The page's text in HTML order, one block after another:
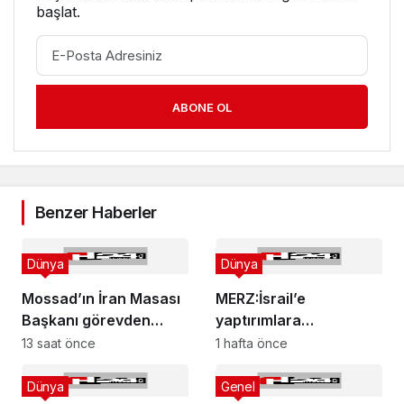
başlat.
ABONE OL
Benzer Haberler
Mossad’ın İran Masası
Başkanı görevden
alındı
Dünya
13 saat önce
MERZ:İsrail’e
yaptırımlara
katılamayız
Dünya
1 hafta önce
Dünya Genel